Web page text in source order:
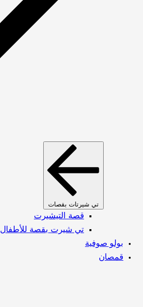
تي شيرتات بقصات
قصة التيشيرت
تي شيرت بقصة للأطفال
بولو صوفية
قمصان